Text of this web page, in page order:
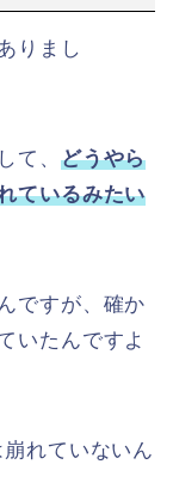
りまし
て、 どうやら
ているみたい
ですが、確か
いたんですよ
れていないん